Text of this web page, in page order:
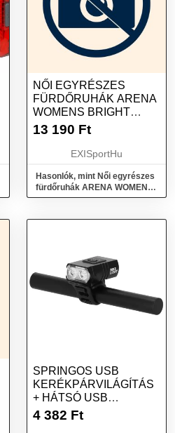
NŐI EGYRÉSZES
FÜRDŐRUHÁK ARENA
WOMENS BRIGHT
GLARE SWIMSUIT V
13 190 Ft
EXISportHu
Hasonlók, mint Női egyrészes
fürdőruhák ARENA WOMENS
BRIGHT GLARE SWIMSUIT V
SPRINGOS USB
KERÉKPÁRVILÁGÍTÁS
+ HÁTSÓ USB
KERÉKPÁRVILÁGÍTÁS
4 382 Ft